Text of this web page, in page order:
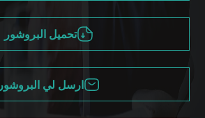
تحميل البروشور
ارسل لي البروشور